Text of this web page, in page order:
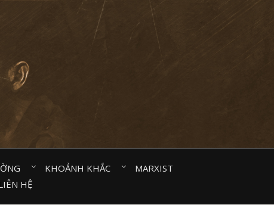
KHOẢNH KHẮC⠀
MARXIST⠀
HỆ